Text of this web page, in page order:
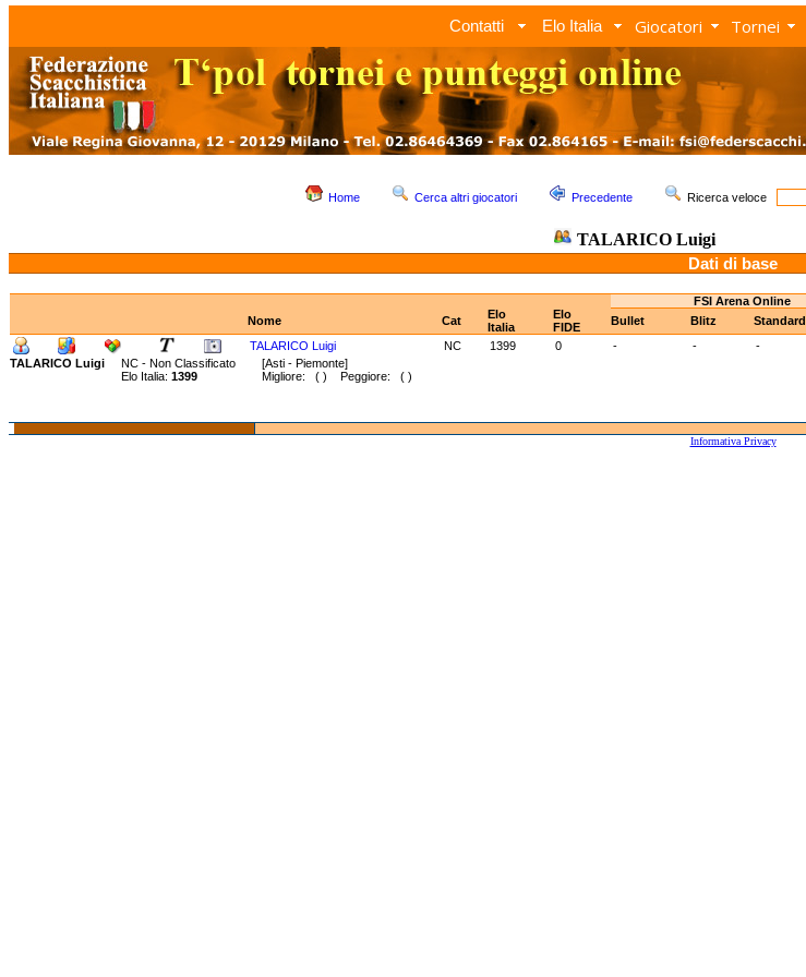
Contatti Elo Italia Giocatori Tornei
Home Cerca altri giocatori Precedente Ricerca veloce
TALARICO Luigi
Dati di base
FSI Arena Online
Nome
Cat
Elo
Italia
Elo
FIDE
Bullet Blitz Standard
TALARICO Luigi
NC 1399 0 - - -
TALARICO Luigi
NC - Non Classificato [Asti - Piemonte]
Elo Italia: 1399 Migliore: ( ) Peggiore: ( )
Informativa Privacy